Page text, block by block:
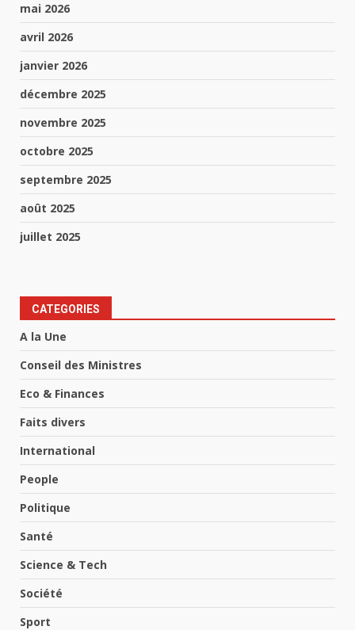
mai 2026
avril 2026
janvier 2026
décembre 2025
novembre 2025
octobre 2025
septembre 2025
août 2025
juillet 2025
CATEGORIES
A la Une
Conseil des Ministres
Eco & Finances
Faits divers
International
People
Politique
Santé
Science & Tech
Société
Sport